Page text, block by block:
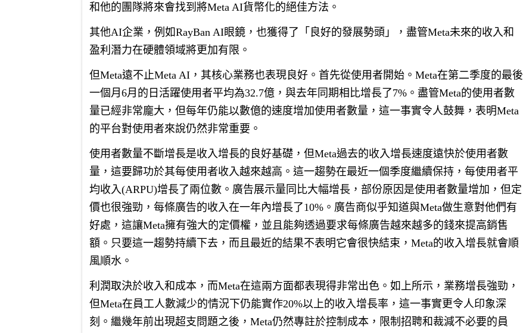
和他的團隊將來會找到將Meta AI貨幣化的絕佳方法。
其他AI企業，例如RayBan AI眼鏡，也獲得了「良好的發展勢頭」，盡管Meta未來的收入和
盈利潛力在硬體領域將更加有限。
但Meta遠不止Meta AI，其核心業務也表現良好。首先從使用者開始。Meta在第二季度的最後
一個月6月的日活躍使用者平均為32.7億，與去年同期相比增長了7%。盡管Meta的使用者數
量已經非常龐大，但每年仍能以數億的速度增加使用者數量，這一事實令人鼓舞，表明Meta
的平台對使用者來說仍然非常重要。
使用者數量不斷增長是收入增長的良好基礎，但Meta過去的收入增長速度遠快於使用者數
量，這要歸功於其每使用者收入越來越高。這一趨勢在最近一個季度繼續保持，每使用者平
均收入(ARPU)增長了兩位數。廣告展示量同比大幅增長，部份原因是使用者數量增加，但定
價也很強勁，每條廣告的收入在一年內增長了10%。廣告商似乎知道與Meta做生意對他們有
好處，這讓Meta擁有強大的定價權，並且能夠透過要求每條廣告越來越多的錢來提高銷售
額。只要這一趨勢持續下去，而且最近的結果不表明它會很快結束，Meta的收入增長就會順
風順水。
利潤取決於收入和成本，而Meta在這兩方面都表現得非常出色。如上所示，業務增長強勁，
但Meta在員工人數減少的情況下仍能實作20%以上的收入增長率，這一事實更令人印象深
刻。繼幾年前出現超支問題之後，Meta仍然專註於控制成本，限制招聘和裁減不必要的員